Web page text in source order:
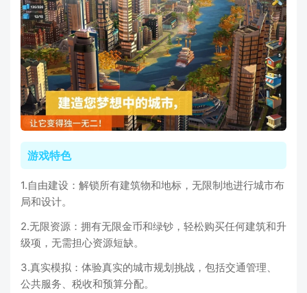
游戏特色
1.自由建设：解锁所有建筑物和地标，无限制地进行城市布
局和设计。
2.无限资源：拥有无限金币和绿钞，轻松购买任何建筑和升
级项，无需担心资源短缺。
3.真实模拟：体验真实的城市规划挑战，包括交通管理、
公共服务、税收和预算分配。